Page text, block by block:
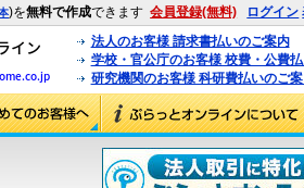
)を無料で作成できます 会員登録(無料) ログイン
法人のお客様 請求書払いのご案内
学校・官公庁のお客様 校費・公費
研究機関のお客様 科研費払いのご